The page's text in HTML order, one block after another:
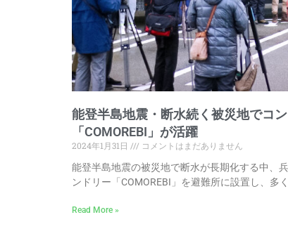
能登半島地震・断水続く被災地でコ
「COMOREBI」が活躍
2024年1月31日
コメントはまだありません
能登半島地震の被災地で断水が長期化する中、
ンドリー「COMOREBI」を避難所に設置し、多
Read More »